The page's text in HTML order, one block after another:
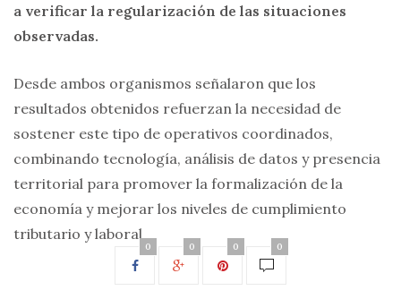
a verificar la regularización de las situaciones
observadas.
Desde ambos organismos señalaron que los
resultados obtenidos refuerzan la necesidad de
sostener este tipo de operativos coordinados,
combinando tecnología, análisis de datos y presencia
territorial para promover la formalización de la
economía y mejorar los niveles de cumplimiento
tributario y laboral
0 0 0 0